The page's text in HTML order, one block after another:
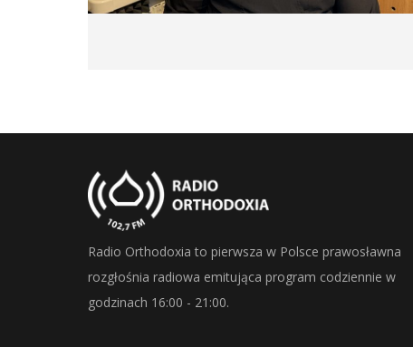
Radio Orthodoxia to pierwsza w Polsce prawosławna
rozgłośnia radiowa emitująca program codziennie w
godzinach 16:00 - 21:00.